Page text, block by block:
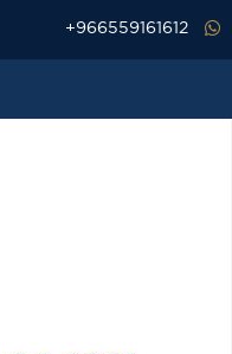
تخطي
إلى
966559161612+